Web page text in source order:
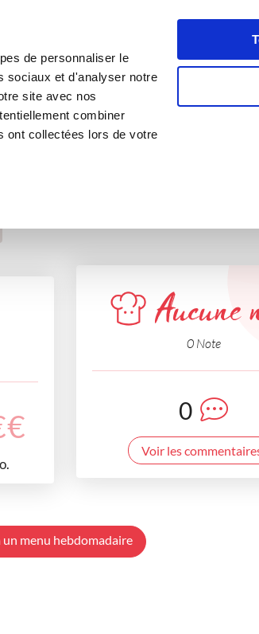
de personnaliser le
sociaux et d'analyser notre
site avec nos
combiner
ont collectées lors de votre
saumon
€
Aucune
0 Note
0
Voir les
menu hebdomadaire